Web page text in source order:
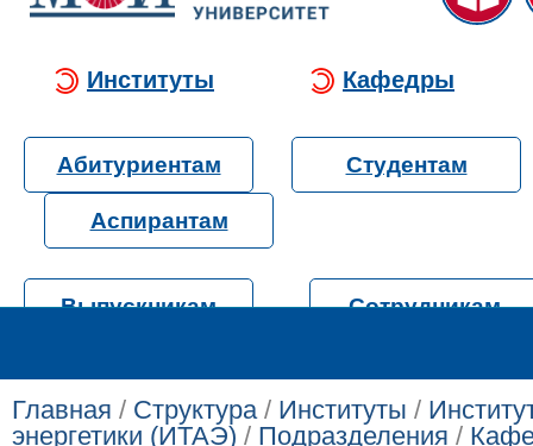
Институты Кафедры
Абитуриентам Студентам
Аспирантам
Выпускникам Сотрудникам
Главная / Структура/ Институты /
энергетики (ИТАЭ) / Подразделения /